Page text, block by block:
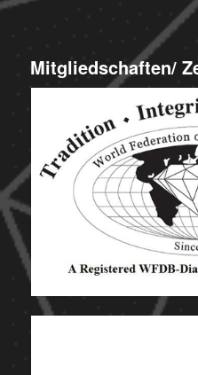
Mitgliedschaften/